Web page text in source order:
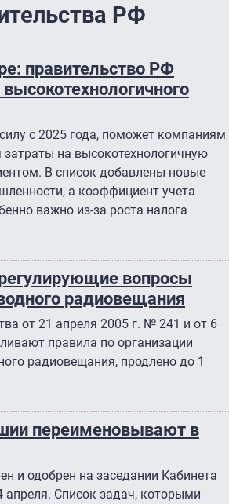
РФ
правительство РФ
с 2025 года, поможет компаниям
на высокотехнологичную
В список добавлены новые
а коэффициент учета
важно из-за роста налога
вопросы
радиовещания
от 21 апреля 2005 г. № 241 и от 6
правила по организации
радиовещания, продлено до 1
переименовывают в
и одобрен на заседании Кабинета
Список задач, которыми